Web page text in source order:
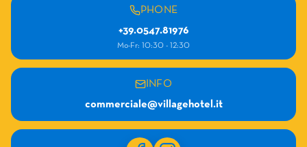
PHONE
+39.0547.81976
Mo-Fr: 10:30 - 12:30
INFO
commerciale@villagehotel.it